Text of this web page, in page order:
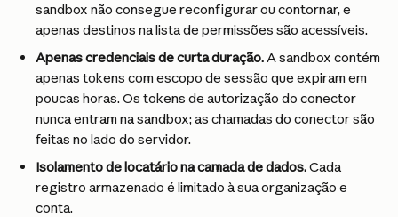
sandbox não consegue reconfigurar ou contornar, e
apenas destinos na lista de permissões são acessíveis.
Apenas credenciais de curta duração. A sandbox contém
apenas tokens com escopo de sessão que expiram em
poucas horas. Os tokens de autorização do conector
nunca entram na sandbox; as chamadas do conector são
feitas no lado do servidor.
Isolamento de locatário na camada de dados. Cada
registro armazenado é limitado à sua organização e
conta.